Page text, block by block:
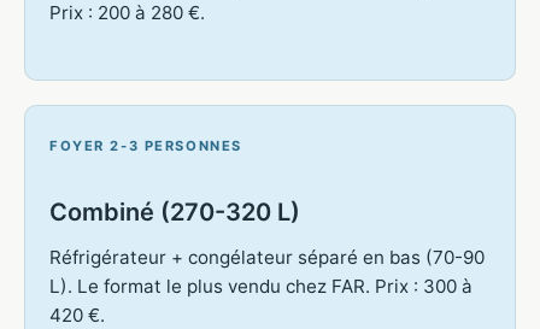
Prix : 200 à 280 €.
FOYER 2-3 PERSONNES
Combiné (270-320 L)
Réfrigérateur + congélateur séparé en bas (70-90
L). Le format le plus vendu chez FAR. Prix : 300 à
420 €.